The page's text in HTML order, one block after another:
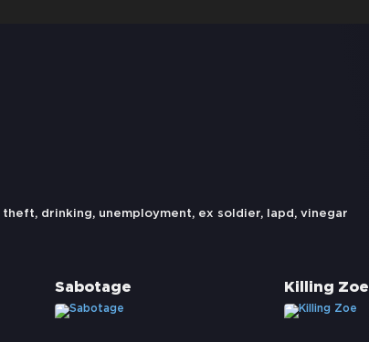
theft, drinking, unemployment, ex soldier, lapd , vinegar
Sabotage Killing Zoe